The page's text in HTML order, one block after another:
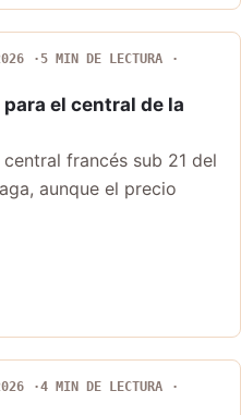
5 MIN DE LECTURA
el central de la
francés sub 21 del
aunque el precio
4 MIN DE LECTURA